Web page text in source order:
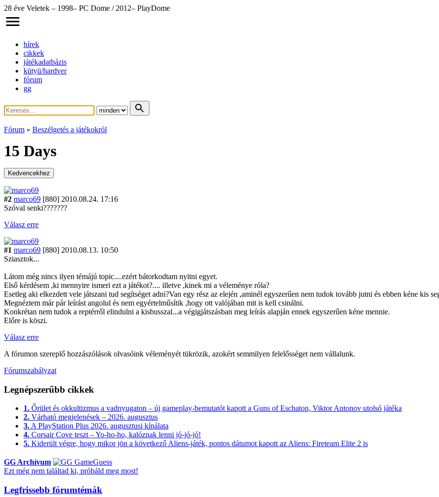
28 éve Veletek – 1998– PC Dome / 2012– PlayDome
hírek
cikkek
játékadatbázis
kütyü/hardver
fórum
gg
Fórum » Beszélgetés a játékokról
15 Days
Kedvencekhez
#2 marco69 [880] 2010.08.24. 17:16
Szóval senki???????
Válasz erre
#1 marco69 [880] 2010.08.13. 10:50
Sziasztok...
Látom még nincs ilyen témájú topic....ezért bátorkodtam nyitni egyet.
Első kérdésem ,ki mennyire ismeri ezt a játékot?.... illetve ,kinek mi a véleménye róla?
Esetleg aki elkezdett vele játszani tud segítséget adni?Van egy rész az elején ,aminél egyszerűen nem tudok tovább jutni és ebben kéne kis
Megnéztem már pár leírást angolul és nem egyértelműsítik ,hogy ott valójában mit is kell csinálni.
Konkrétan nem tudok a reptérről elindulni a kisbusszal...a végigjátszásban meg leírás alapján ennek egyszerűen kéne mennie.
Előre is köszi.
Válasz erre
A fórumon szereplő hozzászólások olvasóink véleményét tükrözik, azokért semmilyen felelősséget nem vállalunk.
Fórumszabályzat
Legnépszerűbb cikkek
1. Őrület és okkultizmus a vadnyugaton – új gameplay-bemutatót kapott a Guns of Eschaton, Viktor Antonov utolsó játéka
2. Várható megjelenések – 2026. augusztus
3.A PlayStation Plus 2026. augusztusi kínálata
4. Corsair Cove teszt – Yo-ho-ho, kalóznak lenni jó-jó-jó!
5. Kiderült végre, hogy mikor jön a következő Aliens-játék, pontos dátumot kapott az Aliens: Fireteam Elite 2 is
GG Archívum
Ezt még nem találtad ki, próbáld meg most!
Legfrissebb fórumtémák